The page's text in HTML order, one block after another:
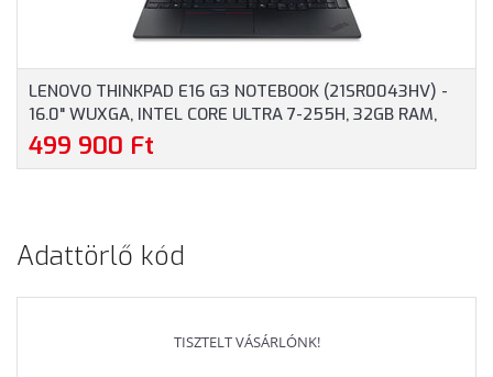
LENOVO THINKPAD E16 G3 NOTEBOOK (21SR0043HV) -
16.0" WUXGA, INTEL CORE ULTRA 7-255H, 32GB RAM,
1TB SSD, MAGYAR BILLENTYŰZET, WINDOWS 11
PROFESSIONAL, 3 ÉV GARANCIA, FEKETE SZÍNBEN
499 900 Ft
Adattörlő kód
TISZTELT VÁSÁRLÓNK!